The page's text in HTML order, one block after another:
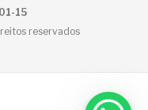
15
reservados